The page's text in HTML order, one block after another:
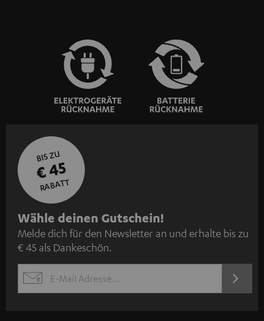
BIS ZU
€ 45
RABATT
N
e
w
s
l
Wähle deinen Gutschein!
Melde dich für den Newsletter an und erhalte bis zu
€ 45 als Dankeschön.
EMAIL
JETZT